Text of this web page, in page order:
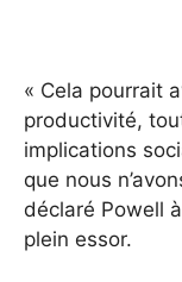
« Cela pourrait
productivité,
implications
que nous
déclaré Powell
plein essor.